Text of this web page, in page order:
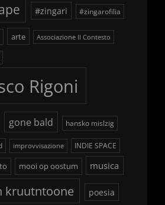
#zingari #zingarofilia
arte Associazione Il Contesto
Rigoni
gone bald hansko mislzig
improvvisazione INDIE SPACE
mooi op oostum musica
kruutntoone poesia